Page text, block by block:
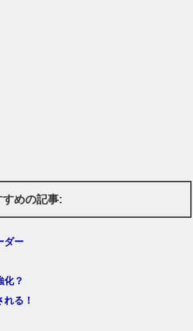
めの記事:
ダー
化？
る！